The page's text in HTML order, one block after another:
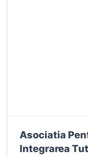
Asociatia
Integrarea